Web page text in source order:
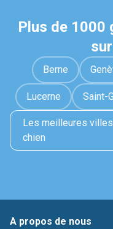
Plus de 1000
Berne
Lucerne Saint-
Les meilleures
chien
A propos de nous